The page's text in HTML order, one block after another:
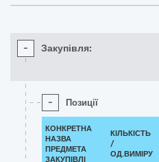
- Закупівля:
- Позиції
КОНКРЕТНА
НАЗВА
ПРЕДМЕТА
ЗАКУПІВЛІ
КІЛЬКІСТЬ
/
ОД.ВИМІРУ